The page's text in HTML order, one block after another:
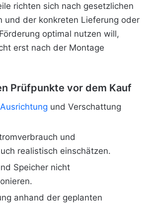
richten sich nach gesetzlichen
und der konkreten Lieferung oder
optimal nutzen will,
erst nach der Montage
Prüfpunkte vor dem Kauf
Ausrichtung und Verschattung
und
realistisch einschätzen.
Speicher nicht
anhand der geplanten